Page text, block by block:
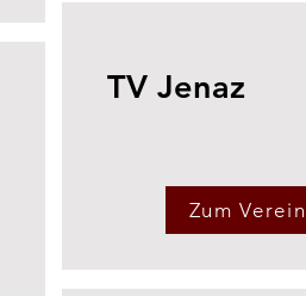
TV Jenaz
Zum Verein